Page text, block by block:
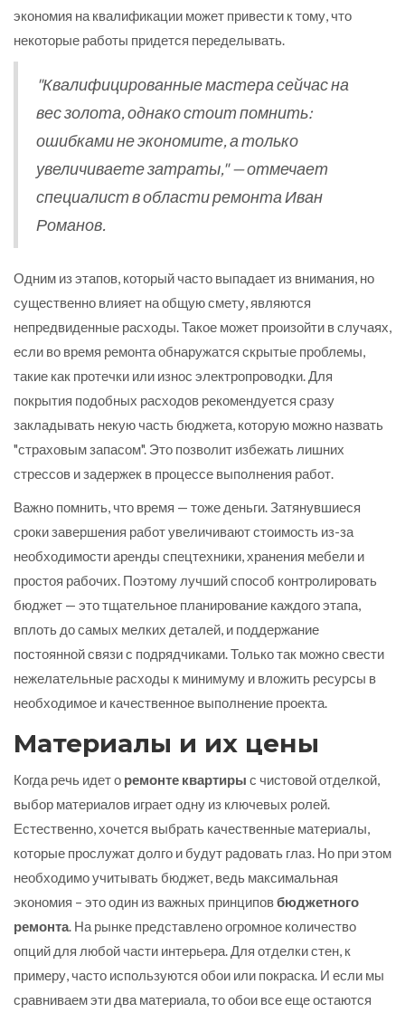
экономия на квалификации может привести к тому, что
некоторые работы придется переделывать.
"Квалифицированные мастера сейчас на
вес золота, однако стоит помнить:
ошибками не экономите, а только
увеличиваете затраты," — отмечает
специалист в области ремонта Иван
Романов.
Одним из этапов, который часто выпадает из внимания, но
существенно влияет на общую смету, являются
непредвиденные расходы. Такое может произойти в случаях,
если во время ремонта обнаружатся скрытые проблемы,
такие как протечки или износ электропроводки. Для
покрытия подобных расходов рекомендуется сразу
закладывать некую часть бюджета, которую можно назвать
"страховым запасом". Это позволит избежать лишних
стрессов и задержек в процессе выполнения работ.
Важно помнить, что время — тоже деньги. Затянувшиеся
сроки завершения работ увеличивают стоимость из-за
необходимости аренды спецтехники, хранения мебели и
простоя рабочих. Поэтому лучший способ контролировать
бюджет — это тщательное планирование каждого этапа,
вплоть до самых мелких деталей, и поддержание
постоянной связи с подрядчиками. Только так можно свести
нежелательные расходы к минимуму и вложить ресурсы в
необходимое и качественное выполнение проекта.
Материалы и их цены
Когда речь идет о ремонте квартиры с чистовой отделкой,
выбор материалов играет одну из ключевых ролей.
Естественно, хочется выбрать качественные материалы,
которые прослужат долго и будут радовать глаз. Но при этом
необходимо учитывать бюджет, ведь максимальная
экономия – это один из важных принциповбюджетного
ремонта. На рынке представлено огромное количество
опций для любой части интерьера. Для отделки стен, к
примеру, часто используются обои или покраска. И если мы
сравниваем эти два материала, то обои все еще остаются